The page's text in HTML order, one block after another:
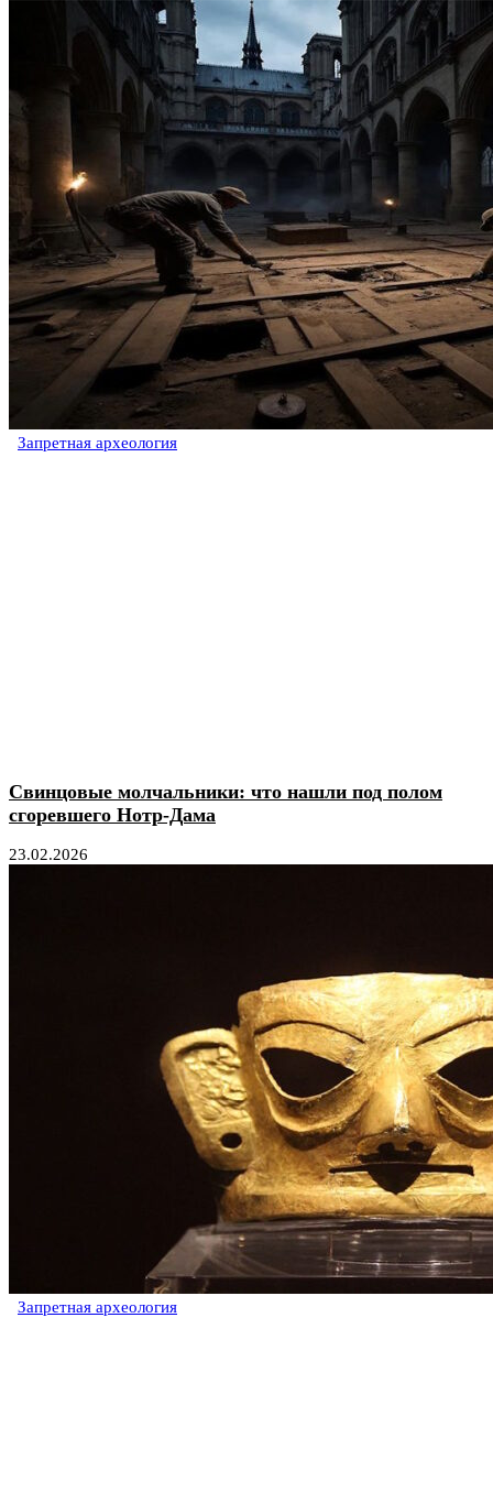
Запретная археология
Свинцовые молчальники: что нашли под полом
сгоревшего Нотр-Дама
23.02.2026
Запретная археология